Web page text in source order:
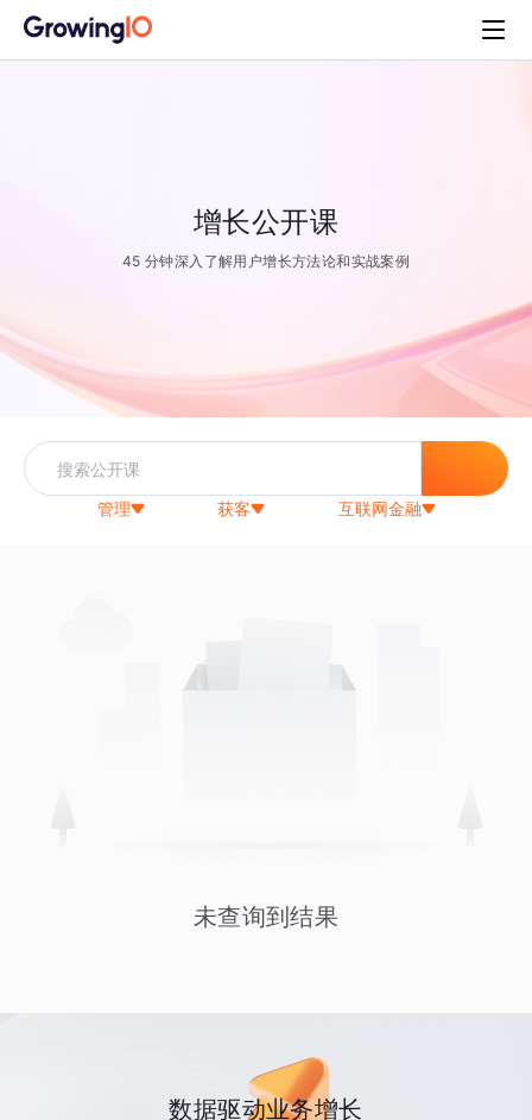
增长公开课
45 分钟深入了解用户增长方法论和实战案例
管理 获客 互联网金融
未查询到结果
数据驱动业务增长